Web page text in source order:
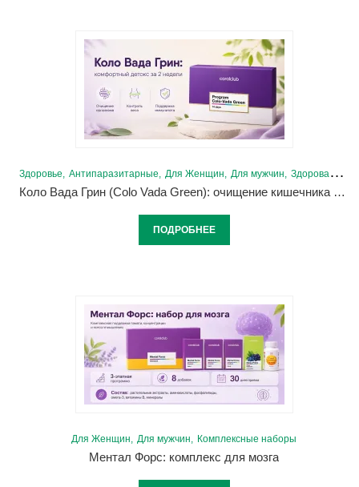
Здоровье Антипаразитарные Для Женщин Для мужчин Здоровая печень
Коло Вада Грин (Colo Vada Green): очищение кишечника от Корал Клаб
ПОДРОБНЕЕ
Для Женщин Для мужчин Комплексные наборы
Ментал Форс: комплекс для мозга